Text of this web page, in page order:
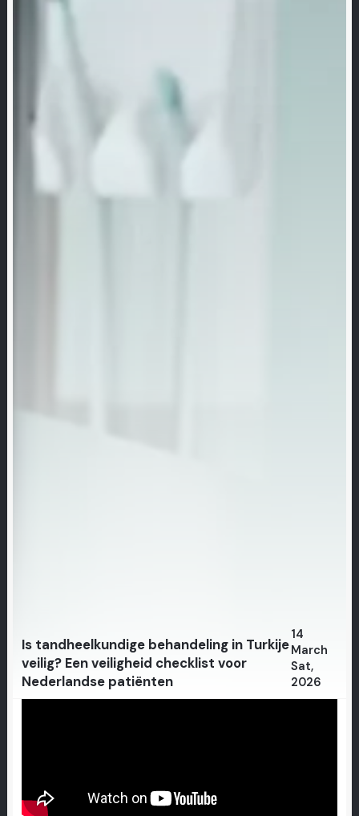
Is tandheelkundige behandeling in Turkije
veilig? Een veiligheid checklist voor
Nederlandse patiënten
14
March
Sat,
2026